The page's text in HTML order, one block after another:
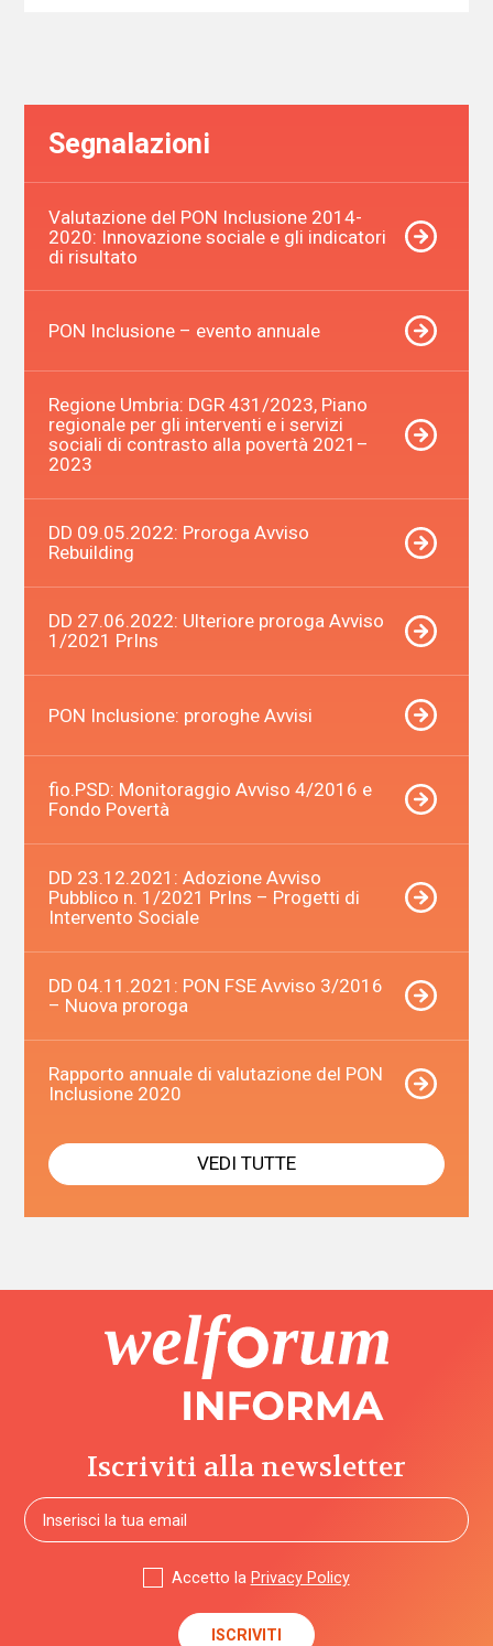
Segnalazioni
Valutazione del PON Inclusione 2014-
2020: Innovazione sociale e gli indicatori
di risultato
PON Inclusione – evento annuale
Regione Umbria: DGR 431/2023, Piano
regionale per gli interventi e i servizi
sociali di contrasto alla povertà 2021–
2023
DD 09.05.2022: Proroga Avviso
Rebuilding
DD 27.06.2022: Ulteriore proroga Avviso
1/2021 PrIns
PON Inclusione: proroghe Avvisi
fio.PSD: Monitoraggio Avviso 4/2016 e
Fondo Povertà
DD 23.12.2021: Adozione Avviso
Pubblico n. 1/2021 PrIns – Progetti di
Intervento Sociale
DD 04.11.2021: PON FSE Avviso 3/2016
– Nuova proroga
Rapporto annuale di valutazione del PON
Inclusione 2020
VEDI TUTTE
Iscriviti alla newsletter
Accetto la Privacy Policy